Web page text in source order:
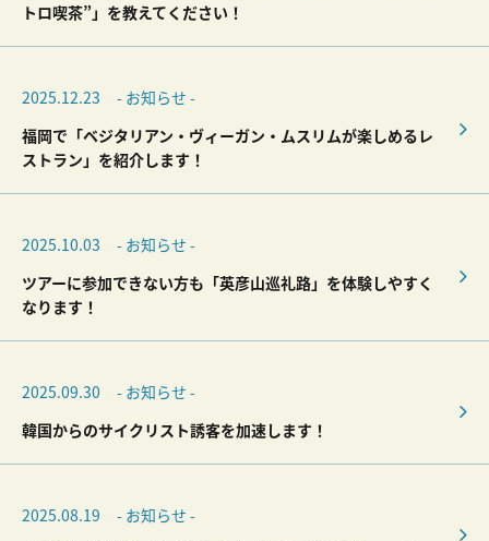
トロ喫茶”」を教えてください！
2025.12.23
- お知らせ -
福岡で「ベジタリアン・ヴィーガン・ムスリムが楽しめるレ
ストラン」を紹介します！
2025.10.03
- お知らせ -
ツアーに参加できない方も「英彦山巡礼路」を体験しやすく
なります！
2025.09.30
- お知らせ -
韓国からのサイクリスト誘客を加速します！
2025.08.19
- お知らせ -